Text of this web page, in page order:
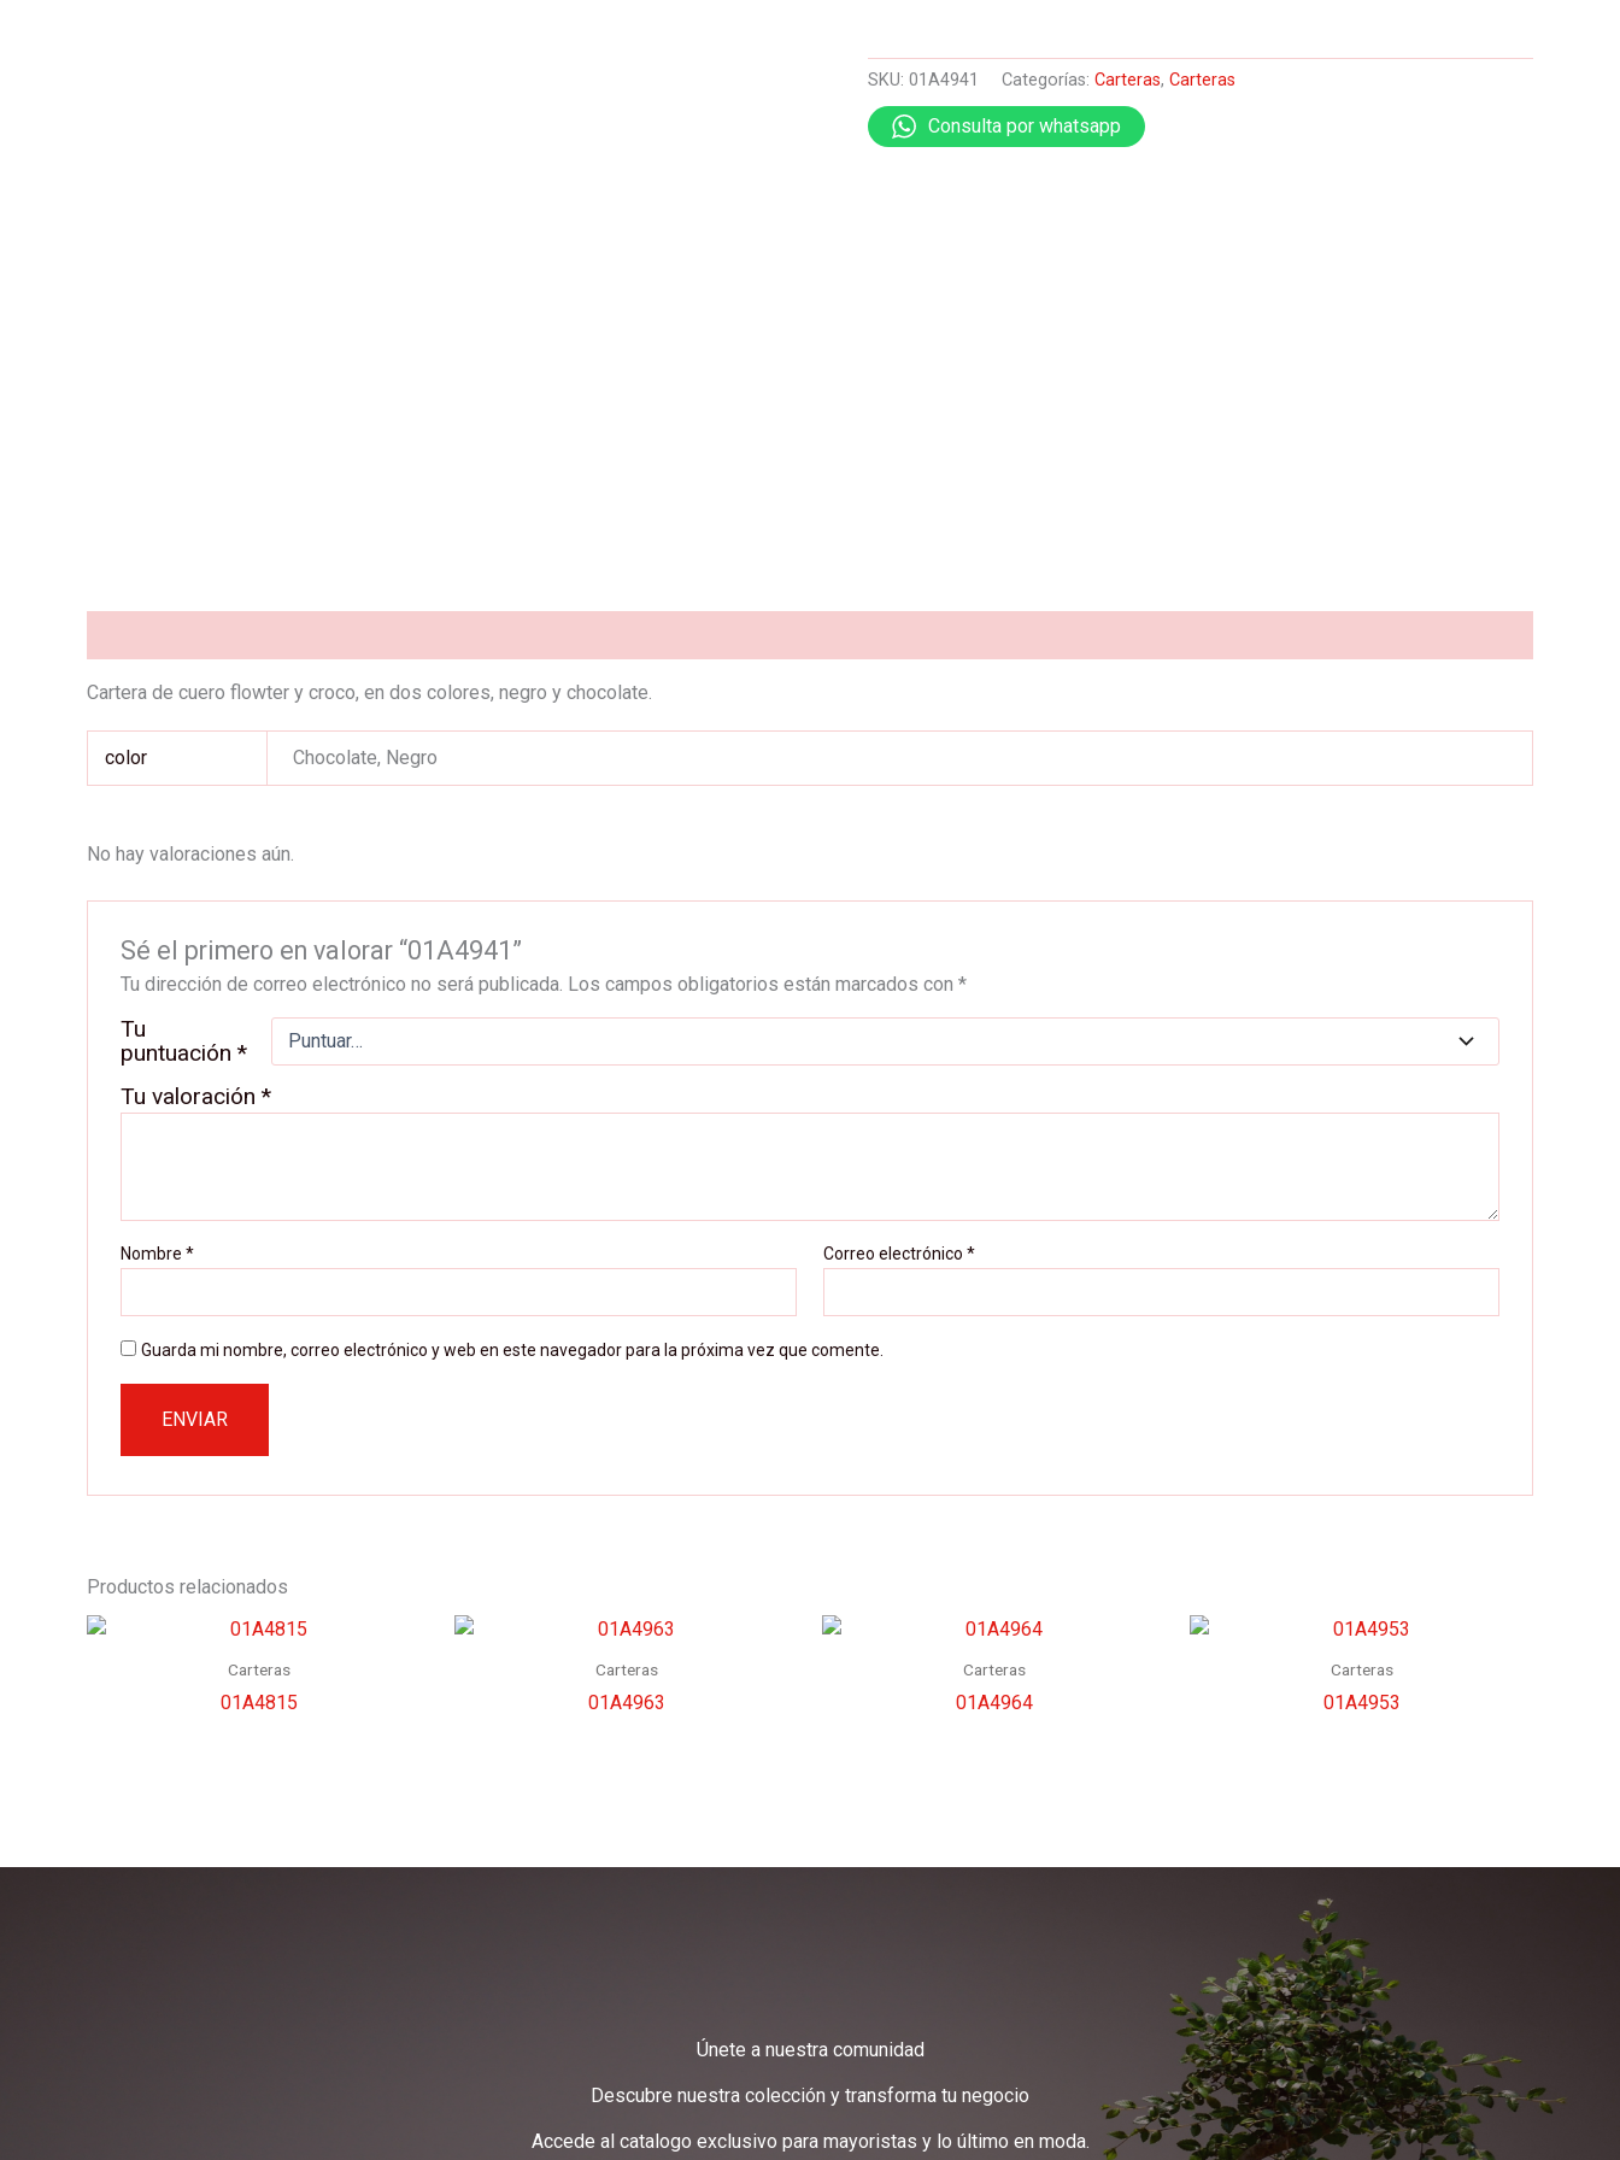
SKU: 01A4941 Categorías: Carteras, Carteras
Consulta por whatsapp
Cartera de cuero flowter y croco, en dos colores, negro y chocolate.
color Chocolate, Negro
No hay valoraciones aún.
Sé el primero en valorar “01A4941”
Tu dirección de correo electrónico no será publicada. Los campos obligatorios están marcados con *
Tu
puntuación *
Tu valoración *
Nombre * Correo electrónico*
Guarda mi nombre, correo electrónico y web en este navegador para la próxima vez que comente.
Productos relacionados
Carteras
01A4815
Carteras
01A4963
Carteras
01A4964
Carteras
01A4953
Únete a nuestra comunidad
Descubre nuestra colección y transforma tu negocio
Accede al catalogo exclusivo para mayoristas y lo último en moda.